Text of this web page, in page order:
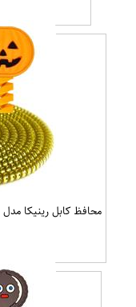
محافظ کابل رینیکا مدل Halloween Pumpkin NF03 مجموعه 3 عددی